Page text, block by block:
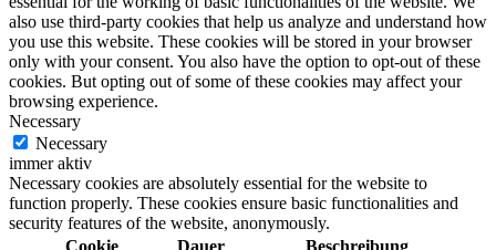
also use third-party cookies that help us analyze and understand how
you use this website. These cookies will be stored in your browser
only with your consent. You also have the option to opt-out of these
cookies. But opting out of some of these cookies may affect your
browsing experience.
Necessary
Necessary
immer aktiv
Necessary cookies are absolutely essential for the website to
function properly. These cookies ensure basic functionalities and
security features of the website, anonymously.